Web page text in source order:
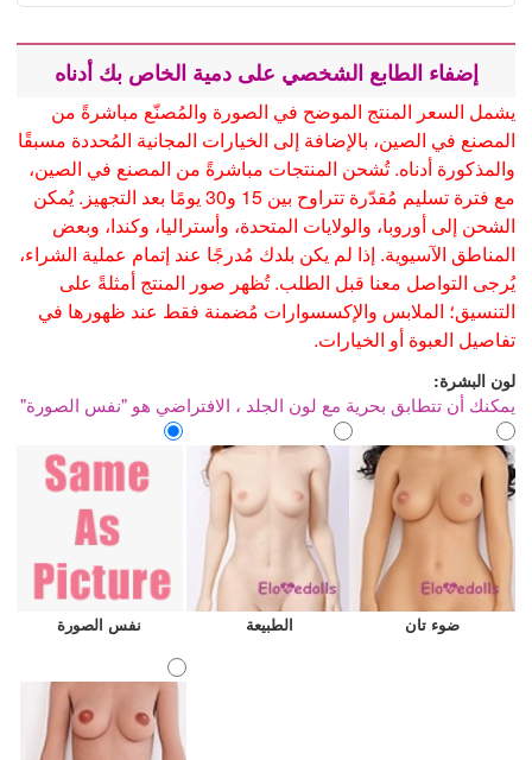
إضفاء الطابع الشخصي على دمية الخاص بك أدناه
يشمل السعر المنتج الموضح في الصورة والمُصنّع مباشرةً من
المصنع في الصين، بالإضافة إلى الخيارات المجانية المُحددة مسبقًا
والمذكورة أدناه. تُشحن المنتجات مباشرةً من المصنع في الصين،
مع فترة تسليم مُقدّرة تتراوح بين 15 و30 يومًا بعد التجهيز. يُمكن
الشحن إلى أوروبا، والولايات المتحدة، وأستراليا، وكندا، وبعض
المناطق الآسيوية. إذا لم يكن بلدك مُدرجًا عند إتمام عملية الشراء،
يُرجى التواصل معنا قبل الطلب. تُظهر صور المنتج أمثلةً على
التنسيق؛ الملابس والإكسسوارات مُضمنة فقط عند ظهورها في
تفاصيل العبوة أو الخيارات.
لون البشرة:
يمكنك أن تتطابق بحرية مع لون الجلد ، الافتراضي هو "نفس الصورة"
نفس الصورة الطبيعة ضوء تان